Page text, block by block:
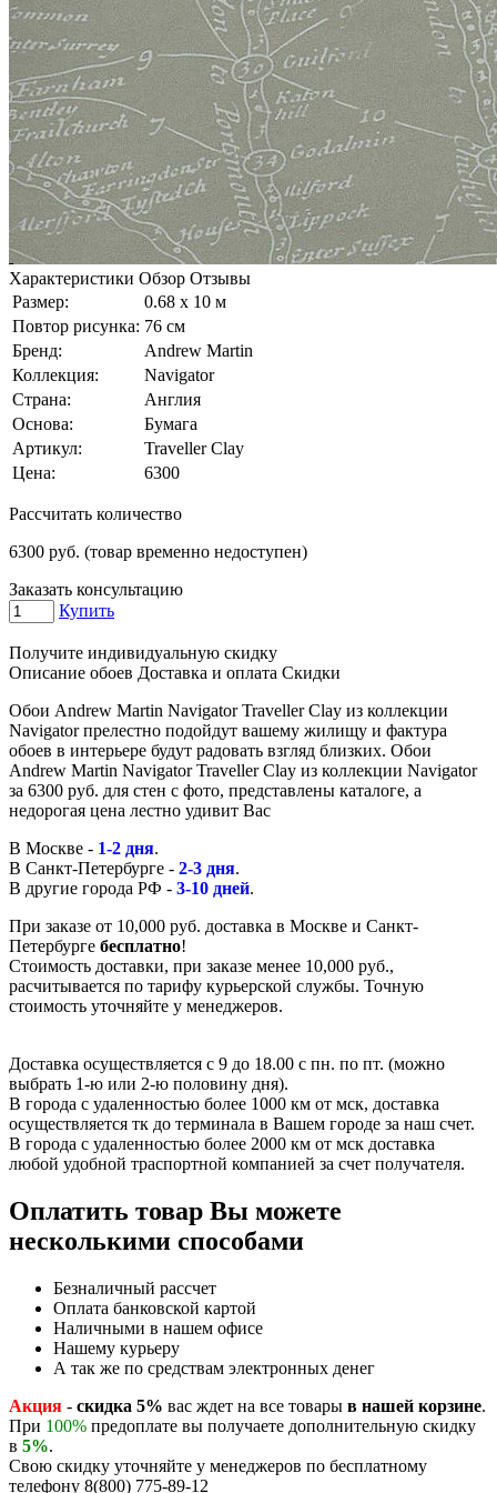
Характеристики Обзор Отзывы
Размер:
0.68 x 10 м
Повтор рисунка: 76 см
Бренд:
Andrew Martin
Коллекция:
Navigator
Страна:
Англия
Основа:
Бумага
Артикул:
Traveller Clay
Цена:
6300
Рассчитать количество
6300 руб. (товар временно недоступен)
Заказать консультацию
Купить
Получите индивидуальную скидку
Описание обоев Доставка и оплата Скидки
Обои Andrew Martin Navigator Traveller Clay из коллекции
Navigator прелестно подойдут вашему жилищу и фактура
обоев в интерьере будут радовать взгляд близких. Обои
Andrew Martin Navigator Traveller Clay из коллекции Navigator
за 6300 руб. для стен с фото, представлены каталоге, а
недорогая цена лестно удивит Вас
В Москве - 1-2 дня.
В Санкт-Петербурге - 2-3 дня.
В другие города РФ - 3-10 дней.
При заказе от 10,000 руб. доставка в Москве и Санкт-
Петербурге бесплатно!
Стоимость доставки, при заказе менее 10,000 руб.,
расчитывается по тарифу курьерской службы. Точную
стоимость уточняйте у менеджеров.
Доставка осуществляется с 9 до 18.00 с пн. по пт. (можно
выбрать 1-ю или 2-ю половину дня).
В города с удаленностью более 1000 км от мск, доставка
осуществляется тк до терминала в Вашем городе за наш счет.
В города с удаленностью более 2000 км от мск доставка
любой удобной траспортной компанией за счет получателя.
Оплатить товар Вы можете
несколькими способами
Безналичный рассчет
Оплата банковской картой
Наличными в нашем офисе
Нашему курьеру
А так же по средствам электронных денег
Акция - скидка 5% вас ждет на все товары в нашей корзине.
При 100% предоплате вы получаете дополнительную скидку
в 5%.
Свою скидку уточняйте у менеджеров по бесплатному
телефону 8(800) 775-89-12